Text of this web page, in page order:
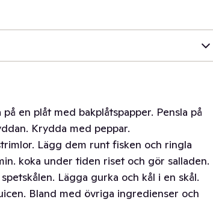
en plåt med bakplåtspapper. Pensla på
Krydda med peppar.
Lägg dem runt fisken och ringla
koka under tiden riset och gör salladen.
Lägga gurka och kål i en skål.
Bland med övriga ingredienser och